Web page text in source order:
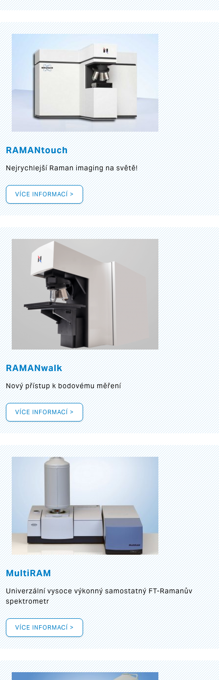
RAMANtouch
Nejrychlejší Raman imaging na světě!
VÍCE INFORMACÍ >
RAMANwalk
Nový přístup k bodovému měření
VÍCE INFORMACÍ >
MultiRAM
Univerzální vysoce výkonný samostatný FT-Ramanův
spektrometr
VÍCE INFORMACÍ >